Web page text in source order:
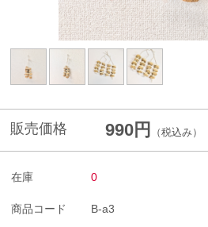
販売価格 990円 （税込み）
在庫 0
商品コード B-a3